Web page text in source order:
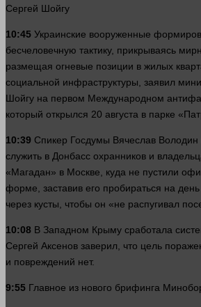
Сергей Шойгу
10:45 Украинские вооруженные
бесчеловечную тактику, прикрываясь
размещая огневые позиции в жилых
социальной инфраструктуры, заявил
Шойгу на первом Международном
который открылся 20 августа в парке
10:39 Спикер Госдумы Вячеслав Володин
служить в Донбасс охранников и
«Магадан» в Москве, куда не пустили
форме, заставив его пробираться на день
через кусты, чтобы он «не распугивал
10:08 В Западном Крыму сработала
Сергей Аксенов заверил, что цель
и повреждений нет.
9:55 Главное из нового брифинга